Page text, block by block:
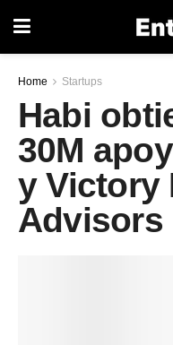
Home Startups
Habi
30M
y Victory
Advisors